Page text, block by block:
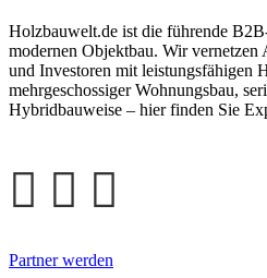
Holzbauwelt.de ist die führende
modernen Objektbau. Wir
und Investoren mit leistungsfähigen
mehrgeschossiger Wohnungsbau,
Hybridbauweise – hier finden Sie
Partner werden